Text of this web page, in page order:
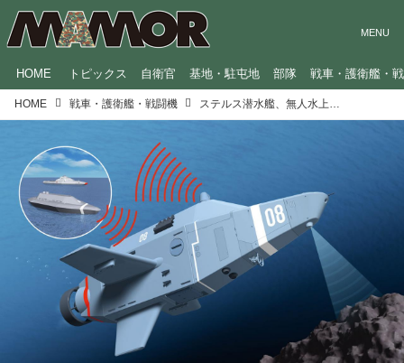
HOME トピックス 自衛官 基地・駐屯地 部隊 戦車・護衛艦・
HOME 戦車・護衛艦・戦闘機